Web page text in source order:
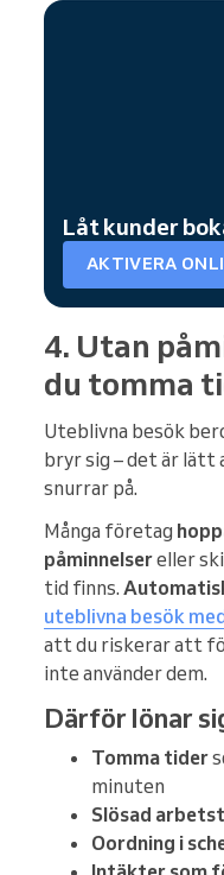
Låt kunder
AKTIVERA
4. Utan
du tomma
Uteblivna besök
bryr sig – det är
snurrar på.
Många företag
påminnelsereller
tid finns.
uteblivna besök
att du riskerar att
inte använder dem.
Därför lönar
Tomma tider
minuten
Slösad
Oordning i